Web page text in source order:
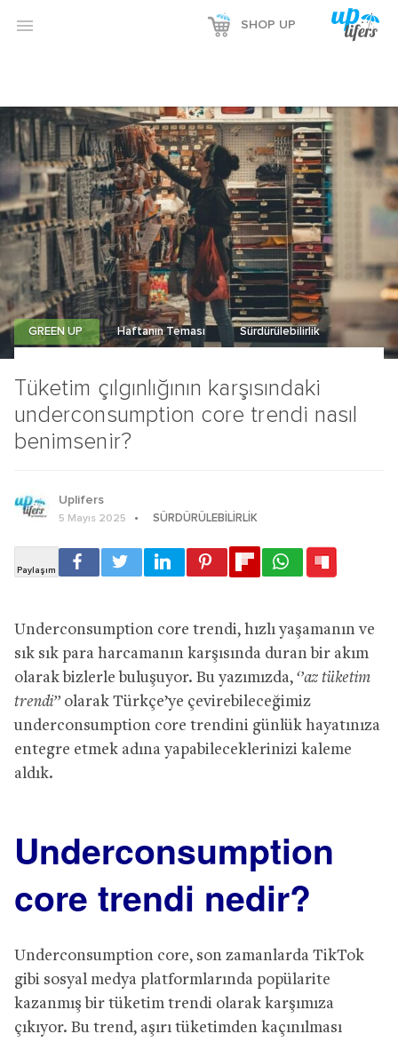
 SHOP UP
Tüketim çılgınlığının karşısındaki
underconsumption core trendi nasıl
benimsenir?
GREEN UP Haftanın Teması Sürdürülebilirlik
Uplifers
5 Mayıs 2025 SÜRDÜRÜLEBILIRLIK
Underconsumption core trendi, hızlı yaşamanın ve
sık sık para harcamanın karşısında duran bir akım
olarak bizlerle buluşuyor. Bu yazımızda, ‘’az tüketim
trendi’’ olarak Türkçe’ye çevirebileceğimiz
underconsumption core trendini günlük hayatınıza
entegre etmek adına yapabileceklerinizi kaleme
aldık.
Underconsumption
core trendi nedir?
Underconsumption core, son zamanlarda TikTok
gibi sosyal medya platformlarında popülarite
kazanmış bir tüketim trendi olarak karşımıza
çıkıyor. Bu trend, aşırı tüketimden kaçınılması